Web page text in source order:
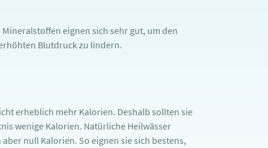
eignen sich sehr gut, um den
Blutdruck zu lindern.
erheblich mehr Kalorien. Deshalb sollten sie
wenige Kalorien. Natürliche Heilwässer
null Kalorien. So eignen sie sich bestens,